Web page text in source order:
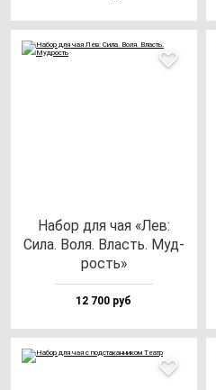
Набор для чая «Лев:
Сила. Воля. Власть. Муд­
рость»
12 700 руб